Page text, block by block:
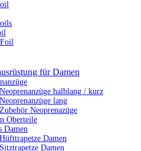
für Damen
Neoprenanzüge halblang / kurz
Neoprenanzüge lang
Zubehör Neoprenazüge
Oberteile
Damen
Hüfttrapetze Damen
Sitztrapetze Damen